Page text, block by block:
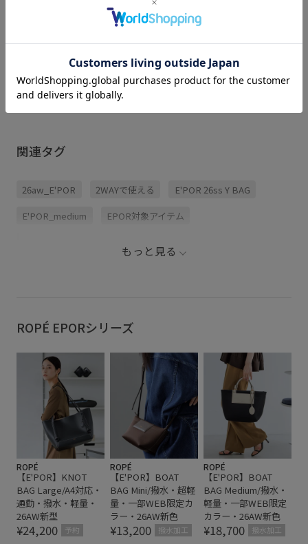
ERI (157cm)
着用サイズ : F
カラー : ワイン (66)
関連タグ
26aw_E'POR 2WAYで使える E'POR 26ss Y BAG
E'POR_medium EPOR対象アイテム
カジュアル コーディネートしやすい
スーツ バッグ バーガンディー ビジネス
ビジネスバッグ ポリエステル リサイクル
ワインレッド 取り外し可能 取り外し可能なストラップ
合わせやすい 快適 通勤バッグ 通勤用 高見え
もっと見る
ROPÉ EPORシリーズ
ROPÉ
【E'POR】KNOT
BAG Large/A4対応・
通勤・撥水・軽量・
26AW新型
¥24,200 予約
ROPÉ
【E'POR】BOAT
BAG Mini/撥水・超軽
量・一部WEB限定カ
ラー・26AW新色
¥13,200 撥水加工
ROPÉ
【E'POR】BOAT
BAG Medium/撥水・
軽量・一部WEB限定
カラー・26AW新色
¥18,700 撥水加工